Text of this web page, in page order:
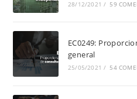
28/12/2021 / 59
EC0249:
general
25/05/2021 / 54